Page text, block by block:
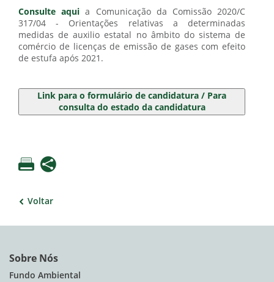
Consulte aqui a Comunicação da Comissão 2020/C
317/04 - Orientações relativas a determinadas
medidas de auxilio estatal no âmbito do sistema de
comércio de licenças de emissão de gases com efeito
de estufa após 2021.
Link para o formulário de candidatura / Para
consulta do estado da candidatura
Voltar
Sobre Nós
Fundo Ambiental